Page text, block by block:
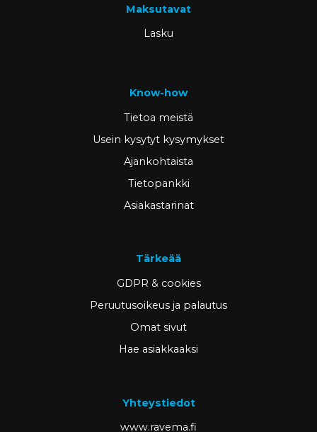
Maksutavat
Lasku
Know-how
Tietoa meistä
Usein kysytyt kysymykset
Ajankohtaista
Tietopankki
Asiakastarinat
Tärkeää
GDPR & cookies
Peruutusoikeus ja palautus
Omat sivut
Hae asiakkaaksi
Yhteystiedot
www.ravema.fi